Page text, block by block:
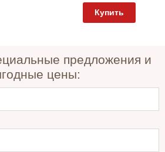
Купить
предложения и
цены: